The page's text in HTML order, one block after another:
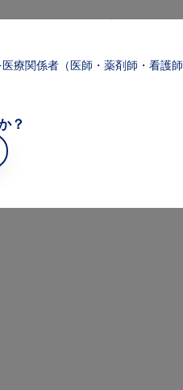
web面談予約
販売情
療関係者（医師・薬剤師・看護
？